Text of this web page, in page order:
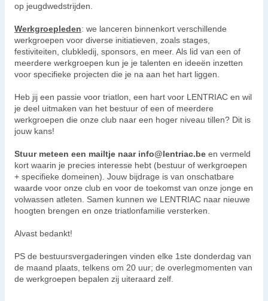
op jeugdwedstrijden.
Werkgroepleden: we lanceren binnenkort verschillende
werkgroepen voor diverse initiatieven, zoals stages,
festiviteiten, clubkledij, sponsors, en meer. Als lid van een of
meerdere werkgroepen kun je je talenten en ideeën inzetten
voor specifieke projecten die je na aan het hart liggen.
Heb jij een passie voor triatlon, een hart voor LENTRIAC en wil
je deel uitmaken van het bestuur of een of meerdere
werkgroepen die onze club naar een hoger niveau tillen? Dit is
jouw kans!
Stuur meteen een mailtje naar info@lentriac.be en vermeld
kort waarin je precies interesse hebt (bestuur of werkgroepen
+ specifieke domeinen). Jouw bijdrage is van onschatbare
waarde voor onze club en voor de toekomst van onze jonge en
volwassen atleten. Samen kunnen we LENTRIAC naar nieuwe
hoogten brengen en onze triatlonfamilie versterken.
Alvast bedankt!
PS de bestuursvergaderingen vinden elke 1ste donderdag van
de maand plaats, telkens om 20 uur; de overlegmomenten van
de werkgroepen bepalen zij uiteraard zelf.